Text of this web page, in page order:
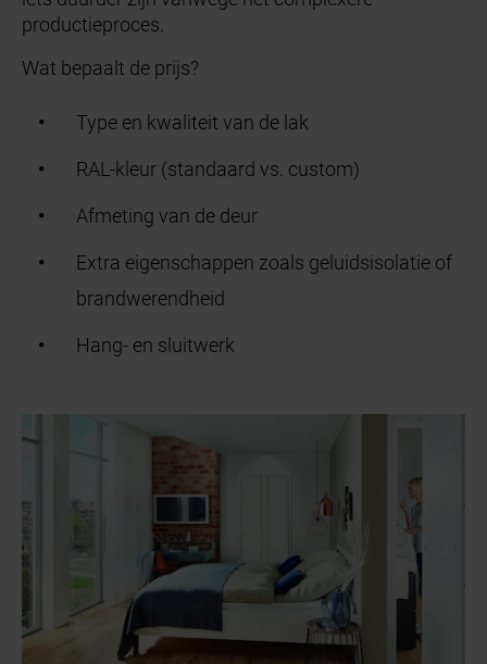
productieproces.
Wat bepaalt de prijs?
Type en kwaliteit van de lak
RAL-kleur (standaard vs. custom)
Afmeting van de deur
Extra eigenschappen zoals geluidsisolatie of
brandwerendheid
Hang- en sluitwerk